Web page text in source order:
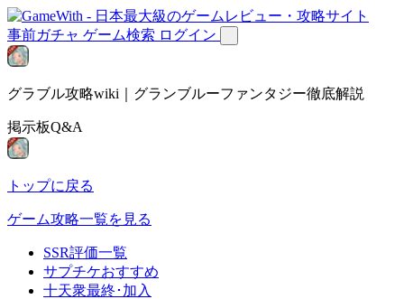
事前ガチャ ゲーム検索 ログイン
グラブル攻略wiki｜グランブルーファンタジー徹底解説
掲示板Q&A
トップに戻る
ゲーム攻略一覧を見る
SSR評価一覧
サプチケおすすめ
十天衆最終･加入